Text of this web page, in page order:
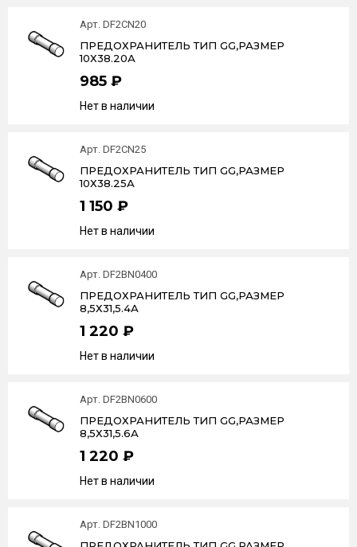
Арт. DF2CN20
ПРЕДОХРАНИТЕЛЬ ТИП GG,РАЗМЕР
10Х38.20А
985 ₽
Нет в наличии
Арт. DF2CN25
ПРЕДОХРАНИТЕЛЬ ТИП GG,РАЗМЕР
10Х38.25А
1 150 ₽
Нет в наличии
Арт. DF2BN0400
ПРЕДОХРАНИТЕЛЬ ТИП GG,РАЗМЕР
8,5Х31,5.4А
1 220 ₽
Нет в наличии
Арт. DF2BN0600
ПРЕДОХРАНИТЕЛЬ ТИП GG,РАЗМЕР
8,5Х31,5.6А
1 220 ₽
Нет в наличии
Арт. DF2BN1000